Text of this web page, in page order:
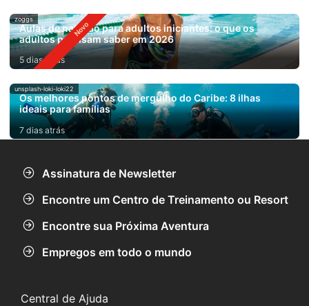
zoggs
Aulas de natação para adultos iniciantes: o que os
adultos precisam saber em 2026
5 dias atrás
unsplash-loki-loki22
Os melhores pontos de mergulho do Caribe: 8 ilhas
ideais para famílias
7 dias atrás
Assinatura de Newsletter
Encontre um Centro de Treinamento ou Resort
Encontre sua Próxima Aventura
Empregos em todo o mundo
Central de Ajuda